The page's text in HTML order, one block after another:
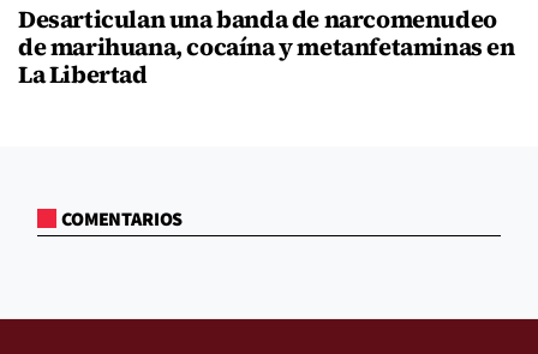
Desarticulan una banda de narcomenudeo
de marihuana, cocaína y metanfetaminas en
La Libertad
COMENTARIOS